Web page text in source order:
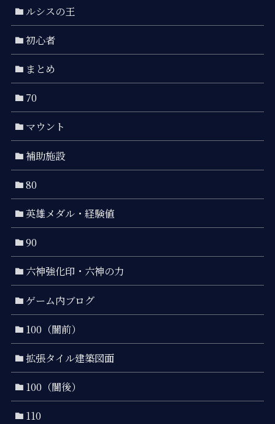
ルシスの王
初心者
まとめ
70
マウント
補助施設
80
英雄メダル・経験値
90
六神強化印・六神の力
ゲーム内ブログ
100（闇前）
拡張タイル建築図面
100（闇後）
110